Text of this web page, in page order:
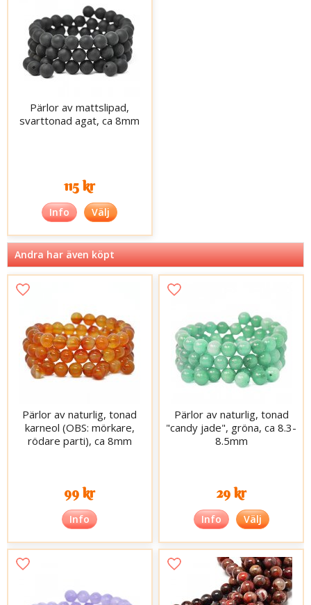
Pärlor av mattslipad,
svarttonad agat, ca 8mm
115 kr
Info Välj
Andra har även köpt
Pärlor av naturlig, tonad
karneol (OBS: mörkare,
rödare parti), ca 8mm
99 kr
Info
Pärlor av naturlig, tonad
"candy jade", gröna, ca 8.3-
8.5mm
29 kr
Info Välj